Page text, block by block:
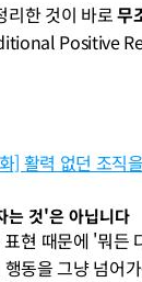
리한 것이 바로 무
Positive
] 활력 없던 조직
는 것'은 아닙니다
현 때문에 '뭐든
동을 그냥 넘어